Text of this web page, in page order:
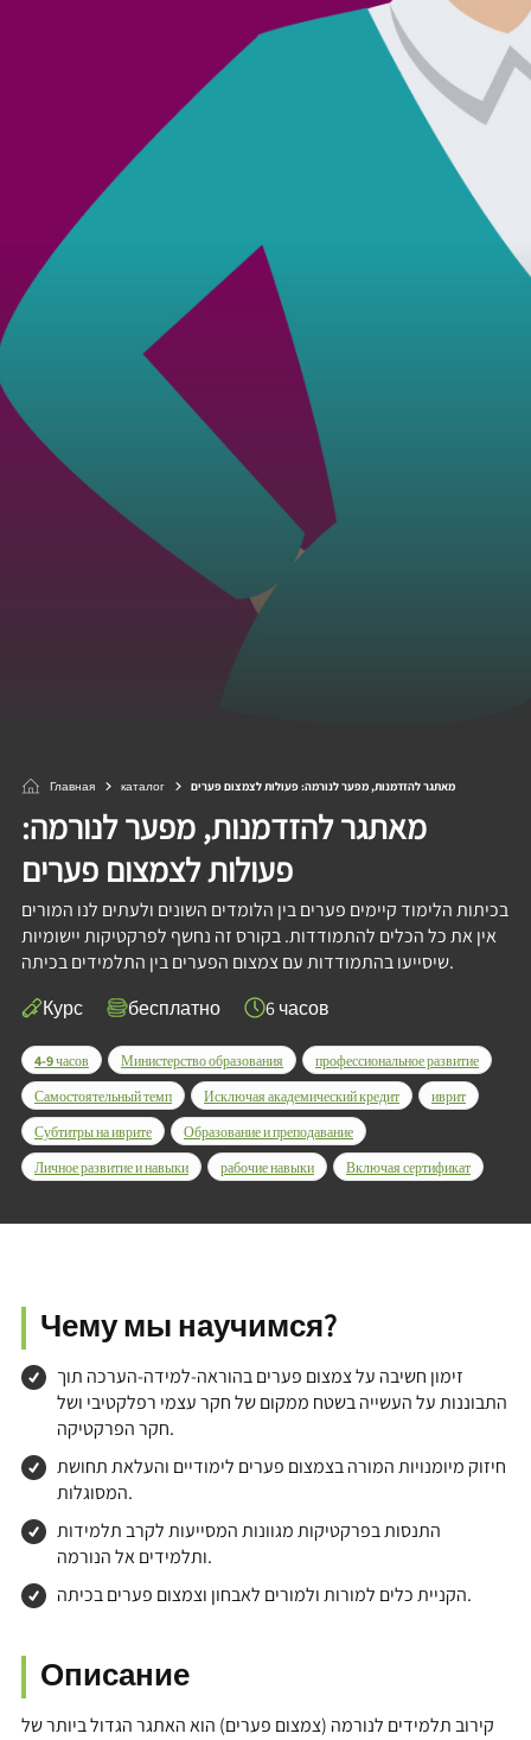
Главная каталог מאתגר להזדמנות, מפער לנורמה: פעולות לצמצום פערים
מאתגר להזדמנות, מפער לנורמה:
פעולות לצמצום פערים
בכיתות הלימוד קיימים פערים בין הלומדים השונים ולעתים לנו המורים
אין את כל הכלים להתמודדות. בקורס זה נחשף לפרקטיקות יישומיות
שיסייעו בהתמודדות עם צמצום הפערים בין התלמידים בכיתה.
Курс
бесплатно 6 часов
4-9 часов Министерство образования
профессиональное развитие
Самостоятельный темп
Исключая академический кредит
иврит
Субтитры на иврите
Образование и преподавание
Личное развитие и навыки
рабочие навыки Включая сертификат
Чему мы научимся?
זימון חשיבה על צמצום פערים בהוראה-למידה-הערכה תוך
התבוננות על העשייה בשטח ממקום של חקר עצמי רפלקטיבי ושל
חקר הפרקטיקה.
חיזוק מיומנויות המורה בצמצום פערים לימודיים והעלאת תחושת
המסוגלות.
התנסות בפרקטיקות מגוונות המסייעות לקרב תלמידות
ותלמידים אל הנורמה.
הקניית כלים למורות ולמורים לאבחון וצמצום פערים בכיתה.
Описание
קירוב תלמידים לנורמה (צמצום פערים) הוא האתגר הגדול ביותר של